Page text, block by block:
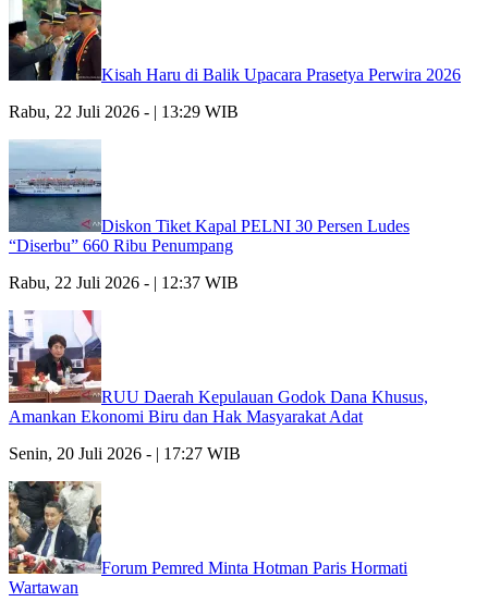
Kisah Haru di Balik Upacara Prasetya Perwira 2026
Rabu, 22 Juli 2026 - | 13:29 WIB
Diskon Tiket Kapal PELNI 30 Persen Ludes
“Diserbu” 660 Ribu Penumpang
Rabu, 22 Juli 2026 - | 12:37 WIB
RUU Daerah Kepulauan Godok Dana Khusus,
Amankan Ekonomi Biru dan Hak Masyarakat Adat
Senin, 20 Juli 2026 - | 17:27 WIB
Forum Pemred Minta Hotman Paris Hormati
Wartawan